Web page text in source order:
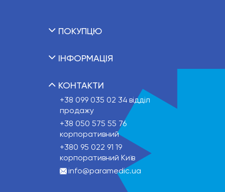
ПОКУПЦЮ
ІНФОРМАЦІЯ
КОНТАКТИ
+38 099 035 02 34 відділ
продажу
+38 050 575 55 76
корпоративний
+380 95 022 91 19
корпоративний Київ
info@paramedic.ua